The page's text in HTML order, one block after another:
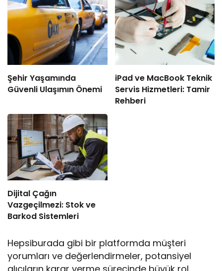
Şehir Yaşamında
Güvenli Ulaşımın Önemi
iPad ve MacBook Teknik
Servis Hizmetleri: Tamir
Rehberi
Dijital Çağın
Vazgeçilmezi: Stok ve
Barkod Sistemleri
Hepsiburada gibi bir platformda müşteri
yorumları ve değerlendirmeler, potansiyel